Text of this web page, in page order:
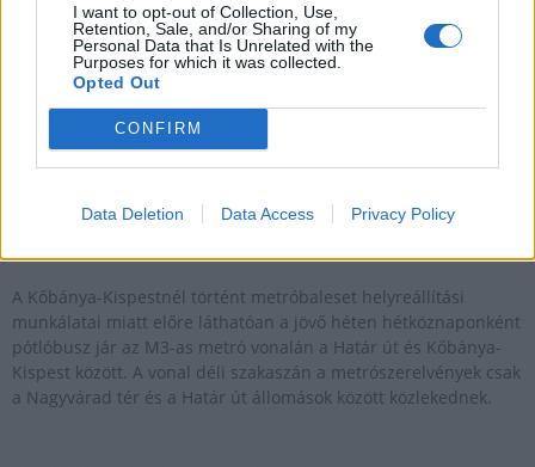
I want to opt-out of Collection, Use,
Retention, Sale, and/or Sharing of my
Personal Data that Is Unrelated with the
Purposes for which it was collected.
Opted Out
CONFIRM
Data Deletion Data Access Privacy Policy
A Kőbánya-Kispestnél történt metróbaleset helyreállítási
munkálatai miatt előre láthatóan a jövő héten hétköznaponként
pótlóbusz jár az M3-as metró vonalán a Határ út és Kőbánya-
Kispest között. A vonal déli szakaszán a metrószerelvények csak
a Nagyvárad tér és a Határ út állomások között közlekednek.